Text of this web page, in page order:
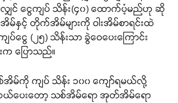
လျှင် ငွေကျပ် သိန်း(၄၀) ထောက်ပံ့မည်ဟု ဆို
နှင့် တိုက်အိမ်များကို ဝါးအိမ်စာရင်းထဲ
ပ်ငွေ (၂၅) သိန်းသာ ခွဲဝေပေးကြောင်း
က ပြောသည်။
မ်ကို ကျပ် သိန်း ၁၀၀ ကျော်ရမယ်လို့
ပေးတော့ သစ်အိမ်ရော အုတ်အိမ်ရော